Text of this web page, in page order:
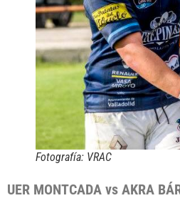
Fotografía: VRAC
UER MONTCADA vs AKRA